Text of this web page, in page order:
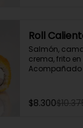
Roll
Salmón,
crema, frito
Acompañado
$8.300